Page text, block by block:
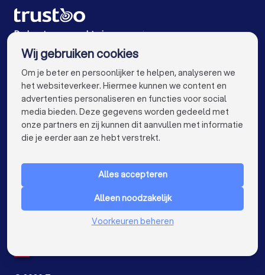
Personal trainers in Vondelingenplaat Rotterdam
Personal trainers in Vlaardingen
Personal trainers in Amsterdam
Personal trainers in Rotterdam
Personal trainers in Den Haag
Personal trainers in Utrecht
Personal trainers in Tilburg
Personal trainers in Groningen
Personal trainers in Almere
De beste personal trainers voor jou
VOOR PARTICULIEREN keyboard_arrow_down
Nederland
Wij gebruiken cookies
Om je beter en persoonlijker te helpen, analyseren we
het websiteverkeer. Hiermee kunnen we content en
advertenties personaliseren en functies voor social
media bieden. Deze gegevens worden gedeeld met
onze partners en zij kunnen dit aanvullen met informatie
die je eerder aan ze hebt verstrekt.
Alles accepteren
Alleen noodzakelijk
Voorkeuren beheren